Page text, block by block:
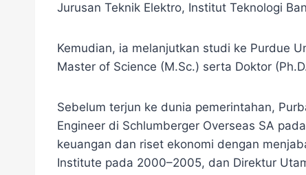
Jurusan Teknik Elektro, Institut Teknologi
Kemudian, ia melanjutkan studi ke Purdue
Master of Science (M.Sc.) serta Doktor
Sebelum terjun ke dunia pemerintahan,
Engineer di Schlumberger Overseas SA
keuangan dan riset ekonomi dengan
Institute pada 2000–2005, dan Direktur